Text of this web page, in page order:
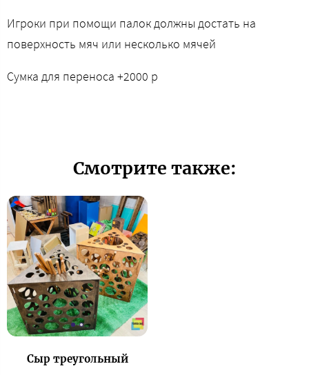
Игроки при помощи палок должны достать на
поверхность мяч или несколько мячей
Сумка для переноса +2000 р
Смотрите также:
Сыр треугольный